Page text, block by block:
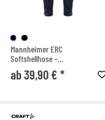
Mannheimer ERC
Softshellhose -
durchgehender Reißverschluss
ab 39,90 € *